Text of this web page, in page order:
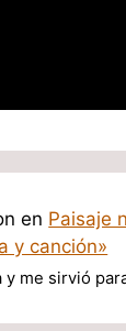
en Paisaje
y canción»
y me sirvió